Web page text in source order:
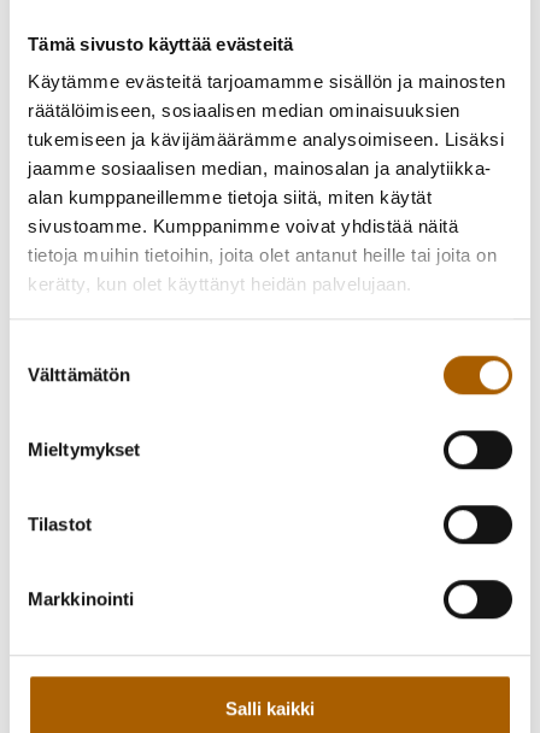
Tämä sivusto käyttää evästeitä
Käytämme evästeitä tarjoamamme sisällön ja mainosten
räätälöimiseen, sosiaalisen median ominaisuuksien
tukemiseen ja kävijämäärämme analysoimiseen. Lisäksi
jaamme sosiaalisen median, mainosalan ja analytiikka-
alan kumppaneillemme tietoja siitä, miten käytät
sivustoamme. Kumppanimme voivat yhdistää näitä
tietoja muihin tietoihin, joita olet antanut heille tai joita on
kerätty, kun olet käyttänyt heidän palvelujaan.
valinta
Välttämätön
Mieltymykset
Tilastot
Markkinointi
Salli kaikki